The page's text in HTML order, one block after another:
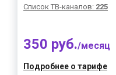
Список ТВ-каналов: 225
350 руб./месяц
Подробнее о тарифе